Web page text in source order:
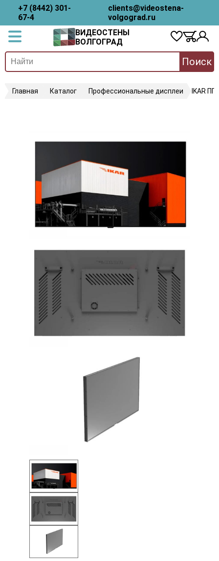
+7 (8442) 301-
67-4
clients@videostena-
volgograd.ru
ВИДЕОСТЕНЫ
ВОЛГОГРАД
Поиск
Главная Каталог Профессиональные дисплеи IKAR